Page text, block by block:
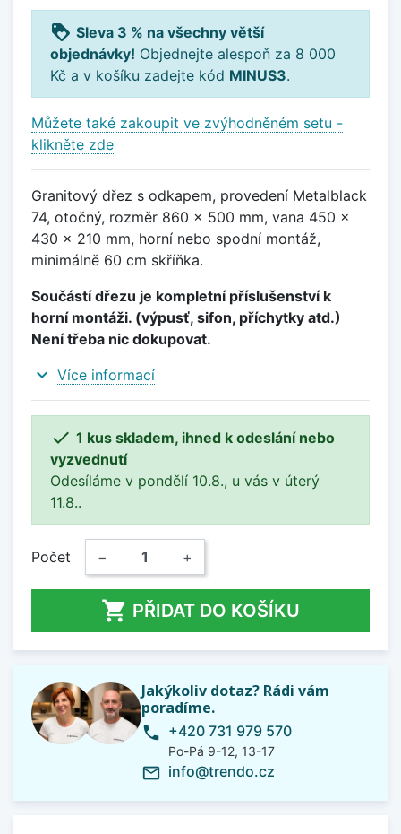
loyalty Sleva 3 % na všechny větší
objednávky! Objednejte alespoň za 8 000
Kč a v košíku zadejte kód MINUS3.
Můžete také zakoupit ve zvýhodněném setu -
klikněte zde
Granitový dřez s odkapem, provedení Metalblack
74, otočný, rozměr 860 x 500 mm, vana 450 x
430 x 210 mm, horní nebo spodní montáž,
minimálně 60 cm skříňka.
Součástí dřezu je kompletní příslušenství k
horní montáži. (výpusť, sifon, příchytky atd.)
Není třeba nic dokupovat.
expand_more Více informací
 1 kus skladem, ihned k odeslání nebo
vyzvednutí
Odesíláme v pondělí 10.8., u vás v úterý
11.8..
Počet − +
 PŘIDAT DO KOŠÍKU
Jakýkoliv dotaz? Rádi vám
poradíme.
phone +420 731 979 570
Po-Pá 9-12, 13-17
mail_outline info@trendo.cz